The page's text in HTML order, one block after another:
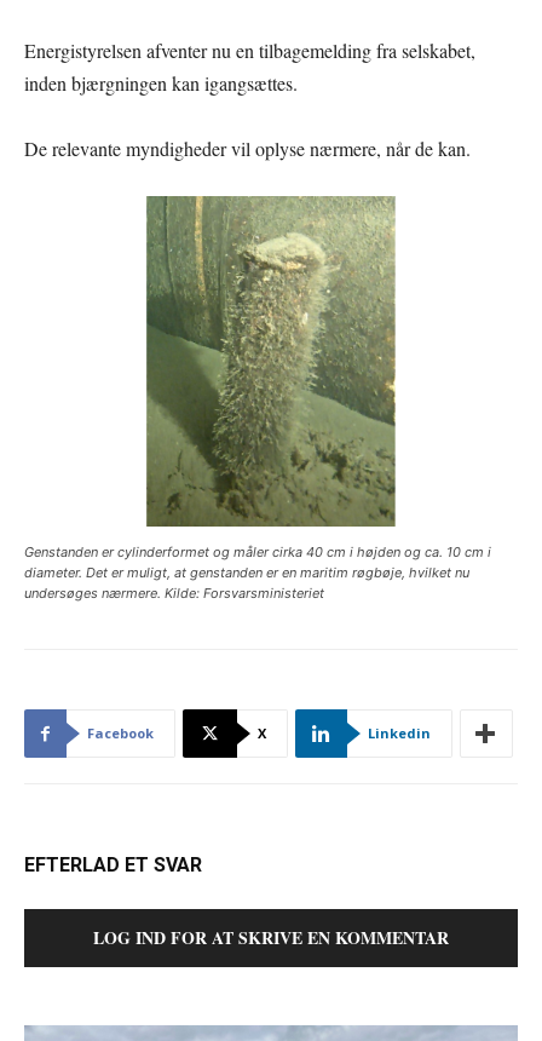
Energistyrelsen afventer nu en tilbagemelding fra selskabet,
inden bjærgningen kan igangsættes.
De relevante myndigheder vil oplyse nærmere, når de kan.
Genstanden er cylinderformet og måler cirka 40 cm i højden og ca. 10 cm i
diameter. Det er muligt, at genstanden er en maritim røgbøje, hvilket nu
undersøges nærmere. Kilde: Forsvarsministeriet
Facebook X Linkedin
EFTERLAD ET SVAR
LOG IND FOR AT SKRIVE EN KOMMENTAR